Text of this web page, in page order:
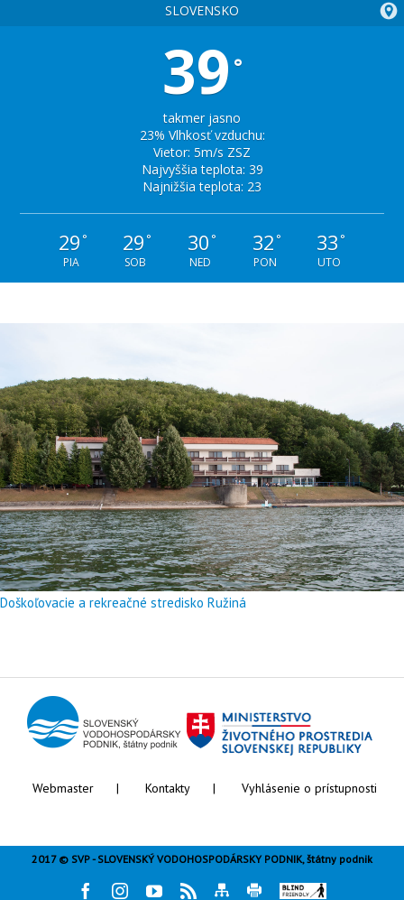
SLOVENSKO
39 °
takmer jasno
23% Vlhkosť vzduchu:
Vietor: 5m/s ZSZ
Najvyššia teplota: 39
Najnižšia teplota: 23
29 °
PIA
29 °
SOB
30 °
NED
32 °
PON
33 °
UTO
Doškoľovacie a rekreačné stredisko Ružiná
Webmaster Kontakty Vyhlásenie o prístupnosti
2017 © SVP - SLOVENSKÝ VODOHOSPODÁRSKY PODNIK, štátny podnik
FacebookInstagram
Youtube
RssMapaTlač
Blind